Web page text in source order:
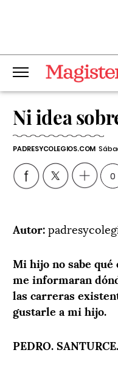
Ni idea
PADRESYCOLEGIOS.COM
0
Autor:
Mi hijo no sabe
me informaran
las carreras
gustarle a mi hijo.
PEDRO. SANTURCE.